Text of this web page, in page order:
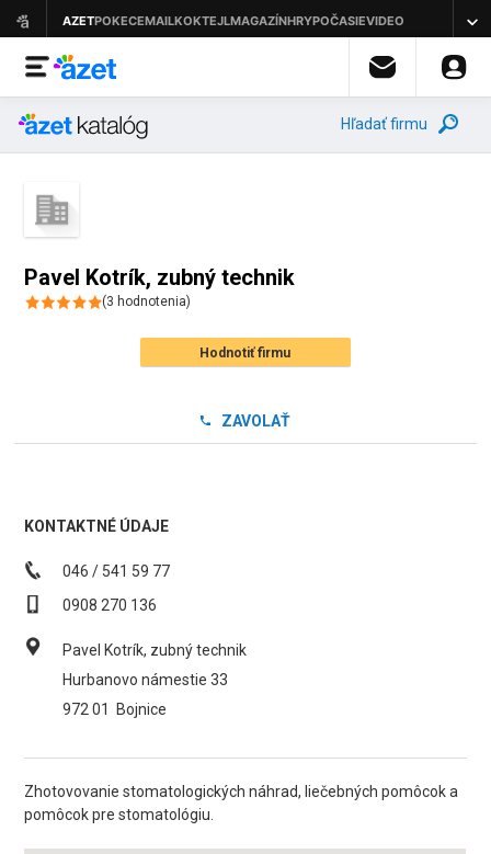
Hľadať firmu
Pavel Kotrík, zubný technik
(3 hodnotenia)
Hodnotiť firmu
ZAVOLAŤ
KONTAKTNÉ ÚDAJE
046 / 541 59 77
0908 270 136
Pavel Kotrík, zubný technik
Hurbanovo námestie 33
972 01
Bojnice
Zhotovovanie stomatologických náhrad, liečebných pomôcok a
pomôcok pre stomatológiu.